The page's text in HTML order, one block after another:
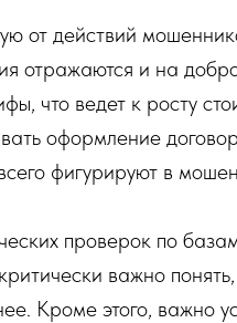
от действий
отражаются и на
что ведет к росту
оформление
фигурируют в
проверок по
важно
Кроме этого, важно